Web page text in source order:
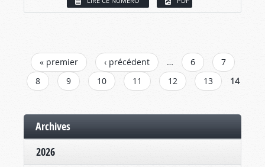
PAGES
« premier ‹ précédent … 6
7
8
9 10 11 12 13 14
Archives
2026